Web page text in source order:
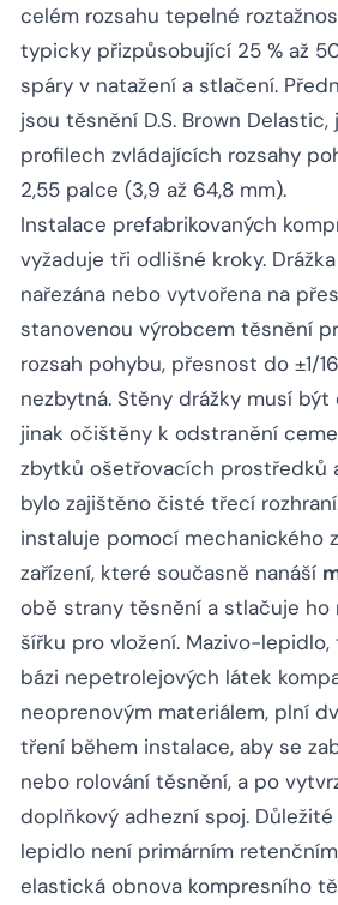
celém rozsahu tepelné
typicky přizpůsobující 25 % až
spáry v natažení a stlačení.
jsou těsnění D.S. Brown
profilech zvládajících rozsahy
2,55 palce (3,9 až 64,8 mm).
Instalace prefabrikovaných
vyžaduje tři odlišné kroky.
nařezána nebo vytvořena na
stanovenou výrobcem těsnění
rozsah pohybu, přesnost do ±1/
nezbytná. Stěny drážky musí
jinak očištěny k odstranění
zbytků ošetřovacích prostředků
bylo zajištěno čisté třecí
instaluje pomocí mechanického
zařízení, které současně nanáší
obě strany těsnění a stlačuje ho
šířku pro vložení. Mazivo-
bázi nepetrolejových látek
neoprenovým materiálem, plní
tření během instalace, aby se
nebo rolování těsnění, a po
doplňkový adhezní spoj.
lepidlo není primárním
elastická obnova kompresního